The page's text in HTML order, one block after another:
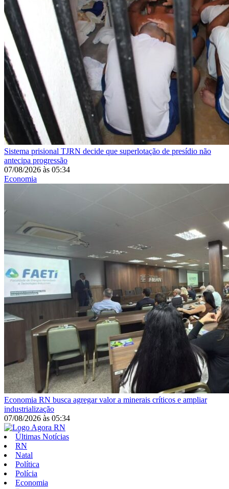
Sistema prisional TJRN decide que superlotação de presídio não
antecipa progressão
07/08/2026 às 05:34
Economia
Economia RN busca agregar valor a minerais críticos e ampliar
industrialização
07/08/2026 às 05:34
Últimas Notícias
RN
Natal
Política
Polícia
Economia